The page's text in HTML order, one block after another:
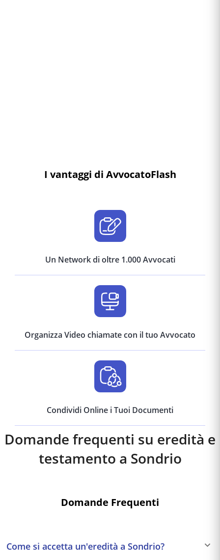
I vantaggi di AvvocatoFlash
Un Network di oltre 1.000 Avvocati
Organizza Video chiamate con il tuo Avvocato
Condividi Online i Tuoi Documenti
Domande frequenti su eredità e
testamento a Sondrio
Domande Frequenti
Come si accetta un'eredità a Sondrio?